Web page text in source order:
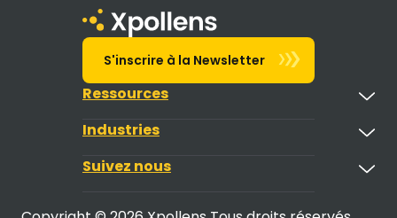
Industries
Ressources
Suivez nous
S'inscrire à la Newsletter